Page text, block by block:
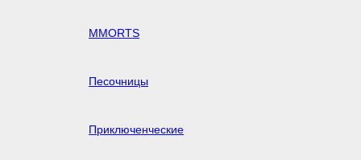
MMORTS
Песочницы
Приключенческие